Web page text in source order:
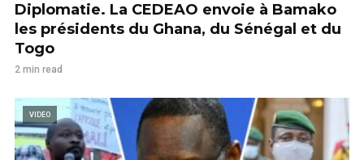
Diplomatie. La CEDEAO envoie à Bamako
les présidents du Ghana, du Sénégal et du
Togo
2 min read
VIDEO